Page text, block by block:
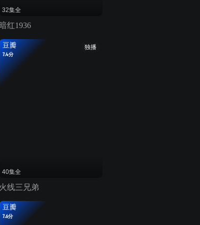
32集全
暗红1936
独播
豆瓣
7.4分
40集全
火线三兄弟
豆瓣
7.6分